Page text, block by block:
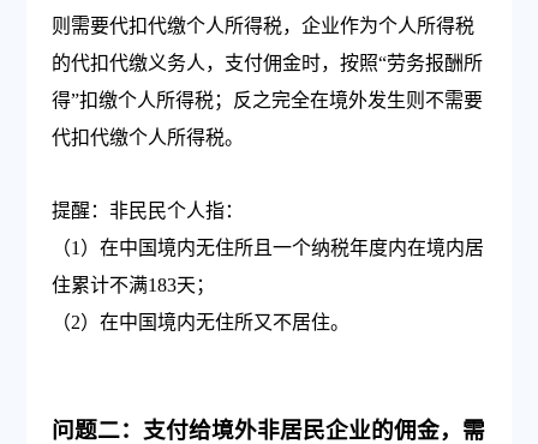
则需要代扣代缴个人所得税，企业作为个人所得税
的代扣代缴义务人，支付佣金时，按照“劳务报酬所
得”扣缴个人所得税；反之完全在境外发生则不需要
代扣代缴个人所得税。
提醒：非民民个人指：
（1）在中国境内无住所且一个纳税年度内在境内居
住累计不满183天；
（2）在中国境内无住所又不居住。
问题二：支付给境外非居民企业的佣金，需